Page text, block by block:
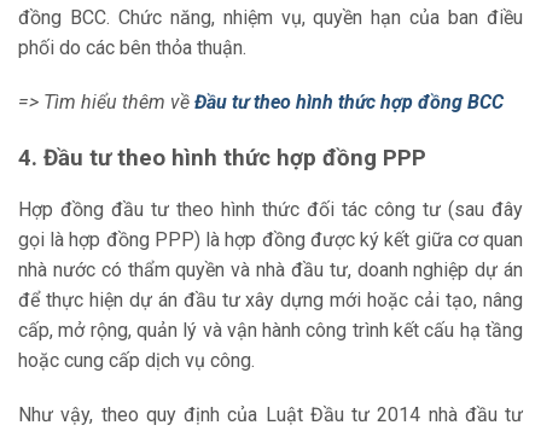
đồng BCC. Chức năng, nhiệm vụ, quyền hạn của ban điều
phối do các bên thỏa thuận.
=> Tìm hiểu thêm về Đầu tư theo hình thức hợp đồng BCC
4. Đầu tư theo hình thức hợp đồng PPP
Hợp đồng đầu tư theo hình thức đối tác công tư (sau đây
gọi là hợp đồng PPP) là hợp đồng được ký kết giữa cơ quan
nhà nước có thẩm quyền và nhà đầu tư, doanh nghiệp dự án
để thực hiện dự án đầu tư xây dựng mới hoặc cải tạo, nâng
cấp, mở rộng, quản lý và vận hành công trình kết cấu hạ tầng
hoặc cung cấp dịch vụ công.
Như vậy, theo quy định của Luật Đầu tư 2014 nhà đầu tư